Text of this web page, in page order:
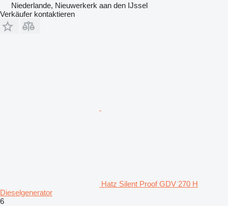
Niederlande, Nieuwerkerk aan den IJssel
Verkäufer kontaktieren
Hatz Silent Proof GDV 270 H
Dieselgenerator
6